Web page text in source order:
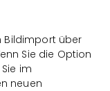
Bildimport über
Sie die Option
im
neuen